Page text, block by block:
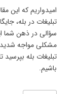
امیدواریم که این
تبلیغات در بله،
سؤالی در ذهن شما
مشکلی مواجه شدید،
تبلیغات بله
باشیم.